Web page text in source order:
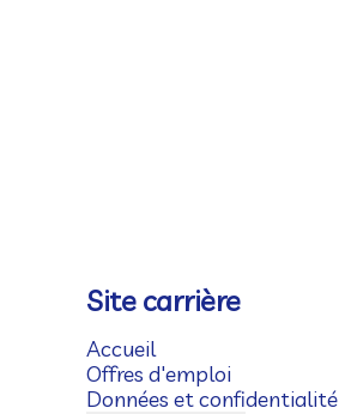
Site carrière
Accueil
Offres d'emploi
Données et confidentialité